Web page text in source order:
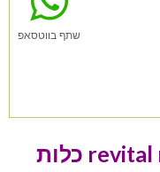
שתף בווטסאפ
revital make up and hair artist כלות